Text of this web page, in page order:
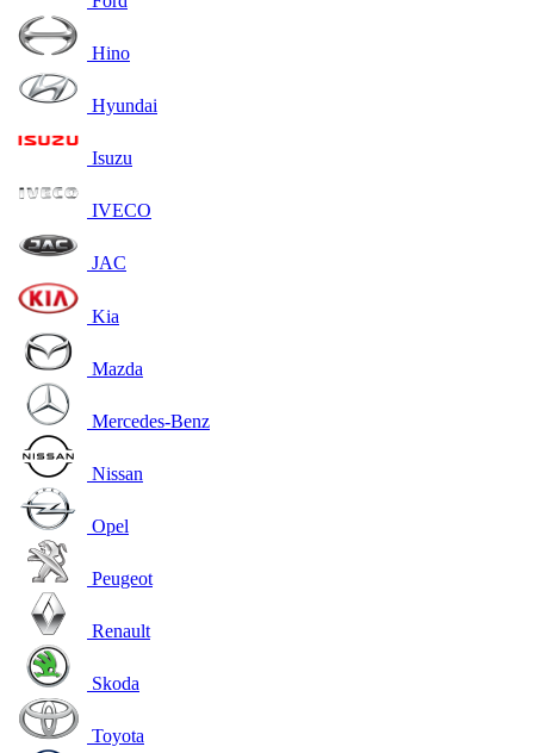
Hino
Hyundai
Isuzu
IVECO
JAC
Kia
Mazda
Mercedes-Benz
Nissan
Opel
Peugeot
Renault
Skoda
Toyota